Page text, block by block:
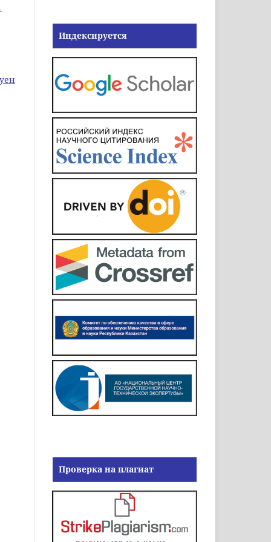
Индексируется
Проверка на плагиат